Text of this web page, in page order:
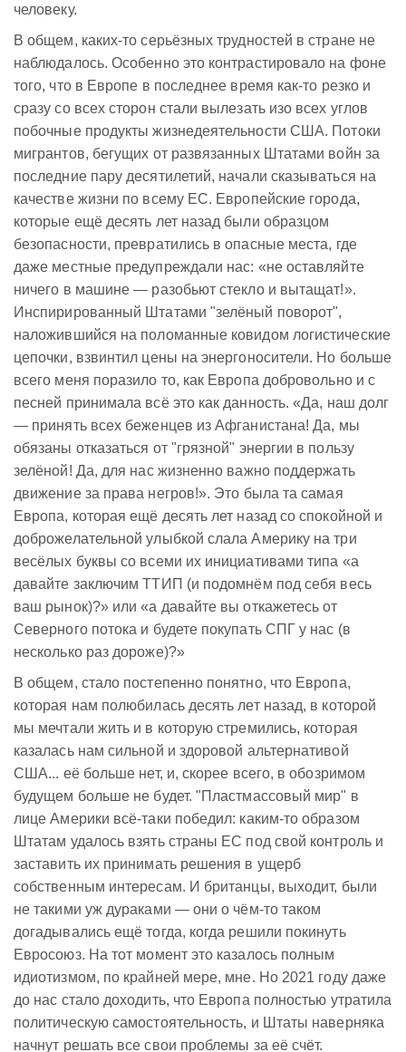
человеку.
В общем, каких-то серьёзных трудностей в стране не
наблюдалось. Особенно это контрастировало на фоне
того, что в Европе в последнее время как-то резко и
сразу со всех сторон стали вылезать изо всех углов
побочные продукты жизнедеятельности США. Потоки
мигрантов, бегущих от развязанных Штатами войн за
последние пару десятилетий, начали сказываться на
качестве жизни по всему ЕС. Европейские города,
которые ещё десять лет назад были образцом
безопасности, превратились в опасные места, где
даже местные предупреждали нас: «не оставляйте
ничего в машине — разобьют стекло и вытащат!».
Инспирированный Штатами "зелёный поворот",
наложившийся на поломанные ковидом логистические
цепочки, взвинтил цены на энергоносители. Но больше
всего меня поразило то, как Европа добровольно и с
песней принимала всё это как данность. «Да, наш долг
— принять всех беженцев из Афганистана! Да, мы
обязаны отказаться от "грязной" энергии в пользу
зелёной! Да, для нас жизненно важно поддержать
движение за права негров!». Это была та самая
Европа, которая ещё десять лет назад со спокойной и
доброжелательной улыбкой слала Америку на три
весёлых буквы со всеми их инициативами типа «а
давайте заключим ТТИП (и подомнём под себя весь
ваш рынок)?» или «а давайте вы откажетесь от
Северного потока и будете покупать СПГ у нас (в
несколько раз дороже)?»
В общем, стало постепенно понятно, что Европа,
которая нам полюбилась десять лет назад, в которой
мы мечтали жить и в которую стремились, которая
казалась нам сильной и здоровой альтернативой
США... её больше нет, и, скорее всего, в обозримом
будущем больше не будет. "Пластмассовый мир" в
лице Америки всё-таки победил: каким-то образом
Штатам удалось взять страны ЕС под свой контроль и
заставить их принимать решения в ущерб
собственным интересам. И британцы, выходит, были
не такими уж дураками — они о чём-то таком
догадывались ещё тогда, когда решили покинуть
Евросоюз. На тот момент это казалось полным
идиотизмом, по крайней мере, мне. Но 2021 году даже
до нас стало доходить, что Европа полностью утратила
политическую самостоятельность, и Штаты наверняка
начнут решать все свои проблемы за её счёт.